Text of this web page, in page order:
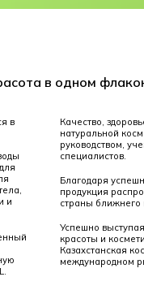
в одном
в
и
Качество,
натуральной
руководством,
специалистов.
Благодаря
продукция
страны ближнего
Успешно
красоты и
Казахстанская
международном